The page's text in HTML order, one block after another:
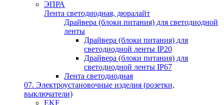
ЭПРА
Лента светодиодная, дюралайт
Драйвера (блоки питания) для светодиодной
ленты
Драйвера (блоки питания) для
светодиодной ленты IP20
Драйвера (блоки питания) для
светодиодной ленты IP67
Лента светодиодная
07. Электроустановочные изделия (розетки,
выключатели)
EKF